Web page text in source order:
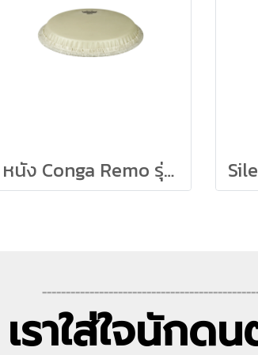
หนัง Conga Remo รุ่น Tucked Nuskyn
ราใส่ใจนักด